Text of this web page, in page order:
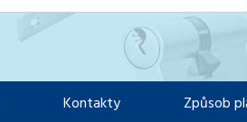
Kontakty Způsob